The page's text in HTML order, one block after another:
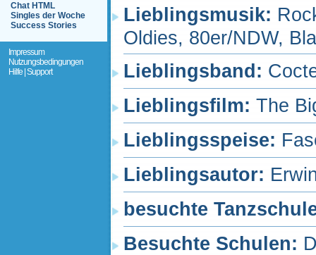
Chat HTML
Singles der Woche
Success Stories
Impressum
Nutzungsbedingungen
Hilfe | Support
Lieblingsmusik:
Oldies, 80er/NDW,
Lieblingsband:
Lieblingsfilm: The
Lieblingsspeise:
Lieblingsautor:
besuchte
Besuchte Schulen: